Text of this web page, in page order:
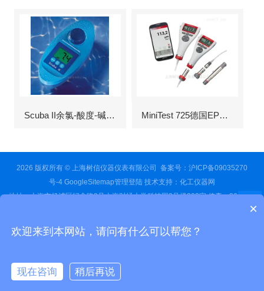
Scuba II余氯-酸度-碱度-氰尿酸浓度测定仪 MiniTest 725德国EPK涂层测厚仪
2026 版权所有 © 上海树信仪器仪表有限公司 备案号：沪ICP备09035270
号-4 GoogleSitemap管理登陆技术支持： 化工仪器网
地址：上海市杨浦区纪念路8号上海财经大学科技园3号楼203室 传真：86-021-
上海树信仪器仪表有限公司主要经营涂层测厚仪；超声波测厚仪；超声波探伤
仪；红外线测温仪；声级计；测振仪；转速表；COD测定仪；激光测距仪；酸度
浓度测定仪；数字示波器；数字示波器；信号源；电源；频谱分析；功率分析仪
等产品。
×
欢迎来到本网站，请问有什么可以帮您？
现在咨询 稍后再说